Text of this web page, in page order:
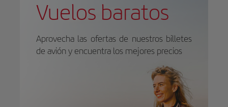
Vuelos baratos
Aprovecha las ofertas de nuestros billetes
de avión y encuentra los mejores precios